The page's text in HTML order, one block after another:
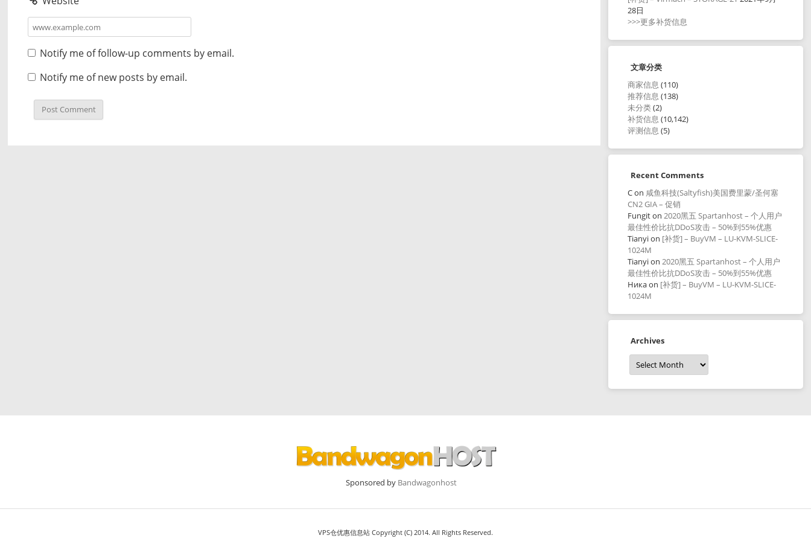
Notify me of follow-up comments by email.
Notify me of new posts by email.
28日
>>>更多补货信息
文章分类
商家信息 (110)
推荐信息 (138)
未分类(2)
补货信息 (10,142)
评测信息 (5)
Recent Comments
Con 咸鱼科技(Saltyfish)美国费里蒙/圣何塞
CN2 GIA – 促销
Fungiton2020黑五 Spartanhost – 个人用户
最佳性价比抗DDoS攻击 – 50%到55%优惠
Tianyion [补货] – BuyVM – LU-KVM-SLICE-
1024M
Tianyion2020黑五 Spartanhost – 个人用户
最佳性价比抗DDoS攻击 – 50%到55%优惠
Никаon [补货] – BuyVM – LU-KVM-SLICE-
1024M
Archives
Archives
Sponsored by Bandwagonhost
VPS仓优惠信息站 Copyright (C) 2014. All Rights Reserved.